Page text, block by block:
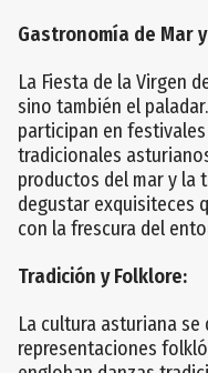
Gastronomía de Mar
La Fiesta de la Virgen
sino también el
participan en
tradicionales
productos del mar y la
degustar exquisiteces
con la frescura del
Tradición y Folklore:
La cultura asturiana
representaciones